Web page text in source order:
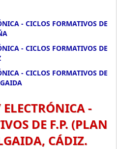
- CICLOS FORMATIVOS DE
- CICLOS FORMATIVOS DE
- CICLOS FORMATIVOS DE
-
DE F.P. (PLAN
CÁDIZ.